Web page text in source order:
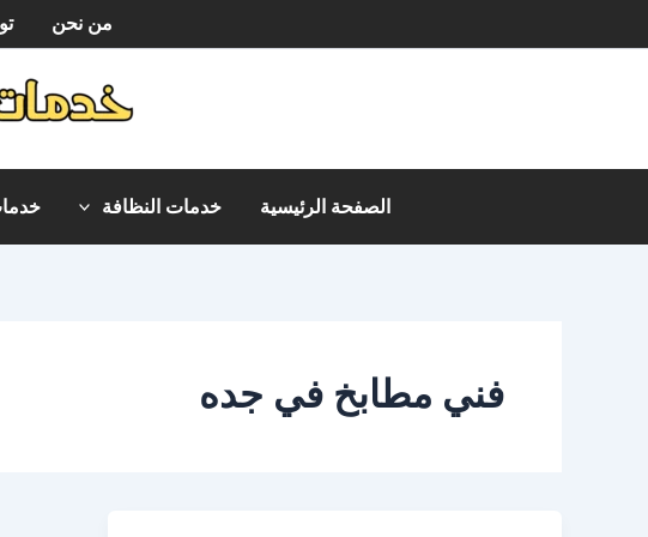
إلى
من نحن
الصفحة الرئيسية خدمات النظافة
فني مطابخ في جده